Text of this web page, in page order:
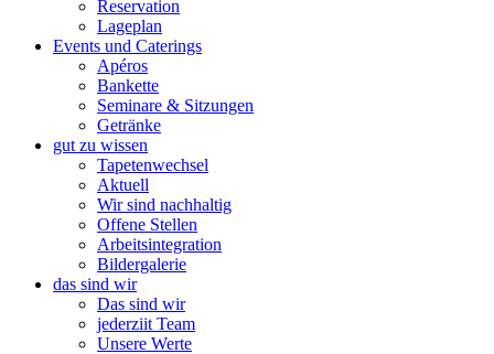
Reservation
Lageplan
Events und Caterings
Apéros
Bankette
Seminare & Sitzungen
Getränke
gut zu wissen
Tapetenwechsel
Aktuell
Wir sind nachhaltig
Offene Stellen
Arbeitsintegration
Bildergalerie
das sind wir
Das sind wir
jederziit Team
Unsere Werte